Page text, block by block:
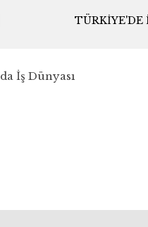
TÜRKIYE'DE
İş Dünyası